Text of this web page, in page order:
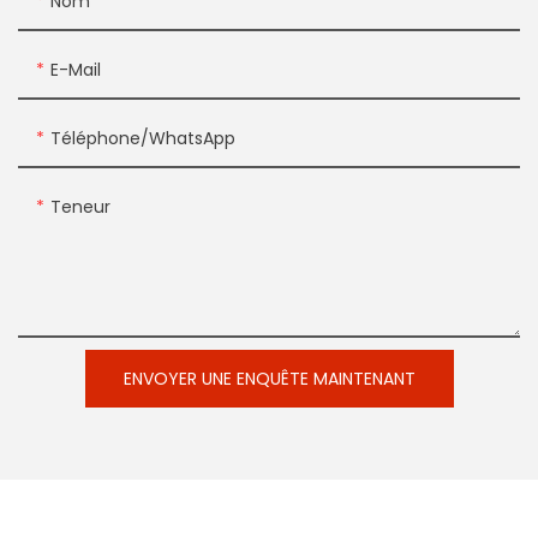
E-Mail
Téléphone/WhatsApp
Teneur
ENVOYER UNE ENQUÊTE MAINTENANT